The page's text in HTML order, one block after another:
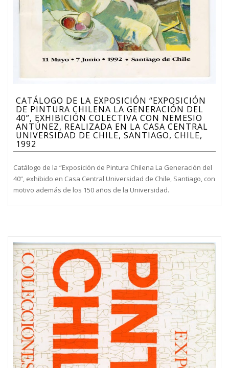
CATÁLOGO DE LA EXPOSICIÓN “EXPOSICIÓN
DE PINTURA CHILENA LA GENERACIÓN DEL
40”, EXHIBICIÓN COLECTIVA CON NEMESIO
ANTÚNEZ, REALIZADA EN LA CASA CENTRAL
UNIVERSIDAD DE CHILE, SANTIAGO, CHILE,
1992
Catálogo de la “Exposición de Pintura Chilena La Generación del
40”, exhibido en Casa Central Universidad de Chile, Santiago, con
motivo además de los 150 años de la Universidad.